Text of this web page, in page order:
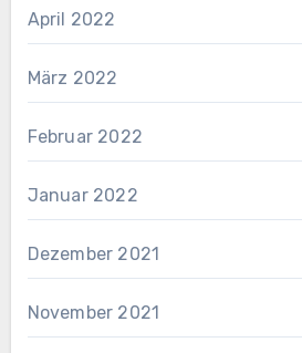
April 2022
März 2022
Februar 2022
Januar 2022
Dezember 2021
November 2021